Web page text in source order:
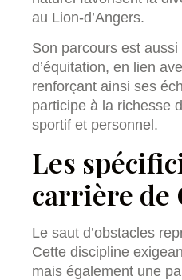
au Lion-d’Angers.
Son parcours est
d’équitation, en lien
renforçant ainsi ses
participe à la richesse
sportif et personnel.
Les
carrière de
Le saut d’obstacles
Cette discipline
mais également une